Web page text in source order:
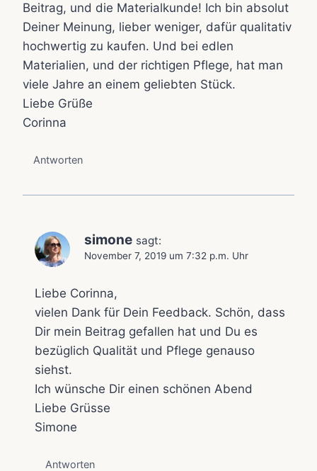
Beitrag, und die Materialkunde! Ich bin absolut
Deiner Meinung, lieber weniger, dafür qualitativ
hochwertig zu kaufen. Und bei edlen
Materialien, und der richtigen Pflege, hat man
viele Jahre an einem geliebten Stück.
Liebe Grüße
Corinna
Antworten
simone sagt:
November 7, 2019 um 7:32 p.m. Uhr
Liebe Corinna,
vielen Dank für Dein Feedback. Schön, dass
Dir mein Beitrag gefallen hat und Du es
bezüglich Qualität und Pflege genauso
siehst.
Ich wünsche Dir einen schönen Abend
Liebe Grüsse
Simone
Antworten